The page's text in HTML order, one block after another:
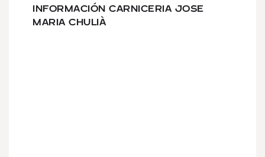
INFORMACIÓN CARNICERIA JOSE
MARIA CHULIÀ